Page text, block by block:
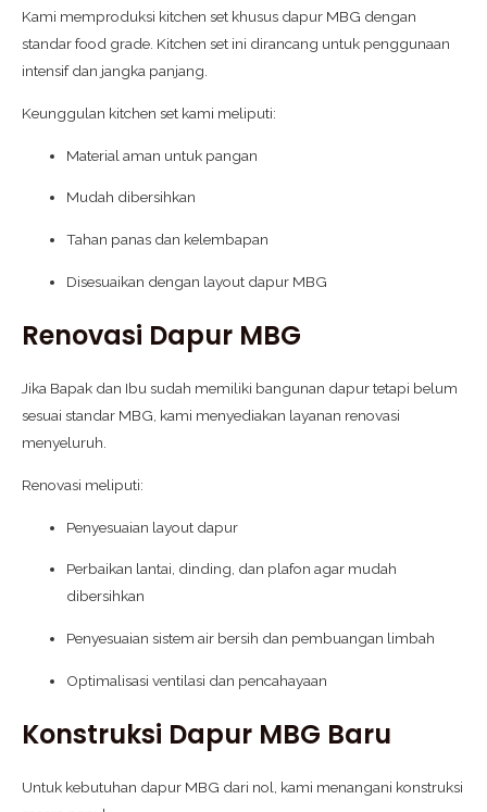
Kami memproduksi kitchen set khusus dapur MBG dengan
standar food grade. Kitchen set ini dirancang untuk penggunaan
intensif dan jangka panjang.
Keunggulan kitchen set kami meliputi:
Material aman untuk pangan
Mudah dibersihkan
Tahan panas dan kelembapan
Disesuaikan dengan layout dapur MBG
Renovasi Dapur MBG
Jika Bapak dan Ibu sudah memiliki bangunan dapur tetapi belum
sesuai standar MBG, kami menyediakan layanan renovasi
menyeluruh.
Renovasi meliputi:
Penyesuaian layout dapur
Perbaikan lantai, dinding, dan plafon agar mudah
dibersihkan
Penyesuaian sistem air bersih dan pembuangan limbah
Optimalisasi ventilasi dan pencahayaan
Konstruksi Dapur MBG Baru
Untuk kebutuhan dapur MBG dari nol, kami menangani konstruksi